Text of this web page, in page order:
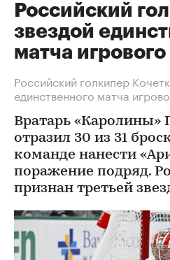
Российский
звездой
матча
Российский голкипер
единственного матча
Вратарь «Каролины»
отразил 30 из 31
команде нанести
поражение подряд.
признан третьей